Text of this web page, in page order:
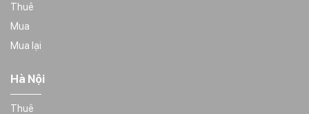
Thuê
Mua
Mua lại
Hà Nội
Thuê